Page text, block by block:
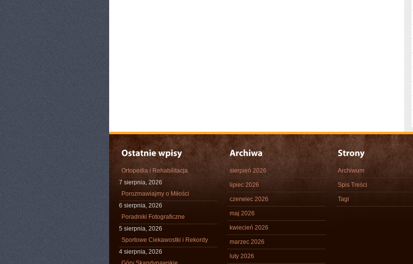
Ortopedia i Rehabilitacja
7 sierpnia, 2026
Porozmawiajmy o Miłości
6 sierpnia, 2026
Poradniki Fotograficzne
5 sierpnia, 2026
Sportowe Ciekawostki i Rekordy
4 sierpnia, 2026
sierpień 2026
lipiec 2026
czerwiec 2026
maj 2026
kwiecień 2026
marzec 2026
luty 2026
Archiwum
Spis Treści
Tagi